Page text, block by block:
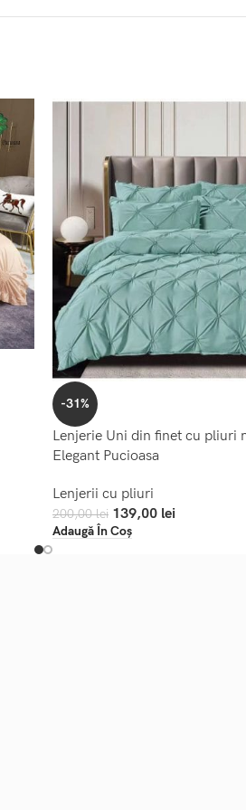
-31%
Lenjerie Uni din finet cu pliuri
Elegant Pucioasa
Lenjerii cu pliuri
200,00lei 139,00 lei
Adaugă În Coș